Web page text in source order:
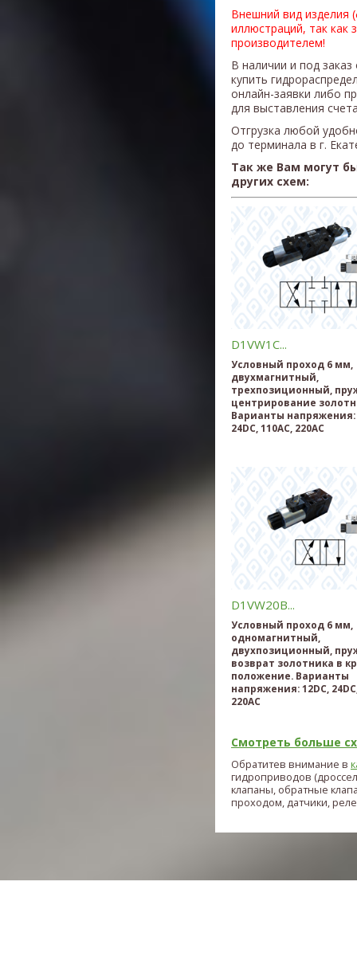
Внешний вид изделия
иллюстраций, так как
производителем!
В наличии и под
купить
онлайн-заявки либо
для выставления
Отгрузка любой
до терминала в г.
Так же Вам могут
других схем:
D1VW1C...
Условный проход 6 мм,
двухмагнитный,
трехпозиционный,
центрирование
Варианты напряжения:
24DC, 110AC, 220AC
D1VW20B...
Условный проход 6 мм,
одномагнитный,
двухпозиционный,
возврат золотника в
положение. Варианты
напряжения: 12DC,
220AC
Смотреть больше
Обратитев внимание в
гидроприводов
клапаны, обратные
проходом, датчики, реле